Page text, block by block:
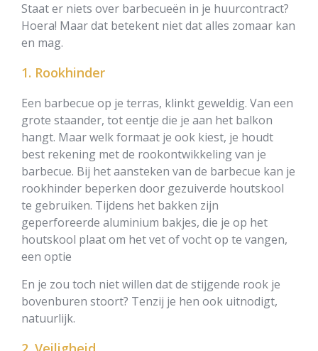
Staat er niets over barbecueën in je huurcontract?
Hoera! Maar dat betekent niet dat alles zomaar kan
en mag.
1. Rookhinder
Een barbecue op je terras, klinkt geweldig. Van een
grote staander, tot eentje die je aan het balkon
hangt. Maar welk formaat je ook kiest, je houdt
best rekening met de rookontwikkeling van je
barbecue. Bij het aansteken van de barbecue kan je
rookhinder beperken door gezuiverde houtskool
te gebruiken. Tijdens het bakken zijn
geperforeerde aluminium bakjes, die je op het
houtskool plaat om het vet of vocht op te vangen,
een optie
En je zou toch niet willen dat de stijgende rook je
bovenburen stoort? Tenzij je hen ook uitnodigt,
natuurlijk.